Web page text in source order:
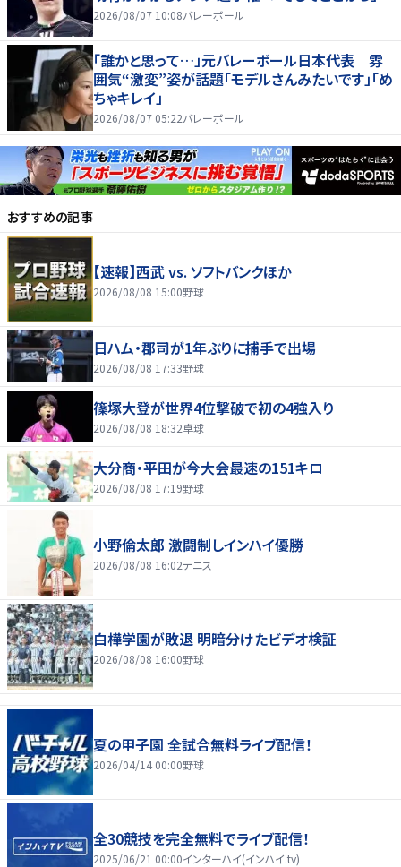
2026/08/07 10:08バレーボール
「誰かと思って…」元バレーボール日本代表 雰
囲気“激変”姿が話題「モデルさんみたいです」「め
ちゃキレイ」
2026/08/07 05:22バレーボール
おすすめの記事
【速報】西武 vs. ソフトバンクほか
2026/08/08 15:00野球
日ハム・郡司が1年ぶりに捕手で出場
2026/08/08 17:33野球
篠塚大登が世界4位撃破で初の4強入り
2026/08/08 18:32卓球
大分商・平田が今大会最速の151キロ
2026/08/08 17:19野球
小野倫太郎 激闘制しインハイ優勝
2026/08/08 16:02テニス
白樺学園が敗退 明暗分けたビデオ検証
2026/08/08 16:00野球
夏の甲子園 全試合無料ライブ配信！
2026/04/14 00:00野球
全30競技を完全無料でライブ配信！
2025/06/21 00:00インターハイ(インハイ.tv)